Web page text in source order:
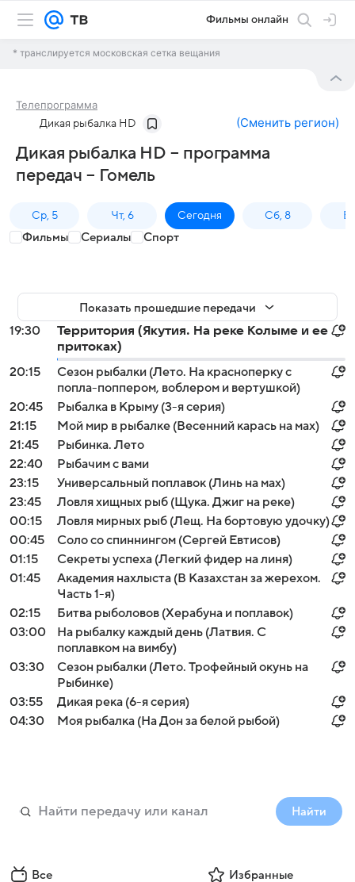
Фильмы онлайн
* транслируется московская сетка вещания
Телепрограмма
Дикая рыбалка HD (Сменить регион)
Дикая рыбалка HD – программа
передач – Гомель
Ср, 5 Чт, 6 Сегодня Сб, 8
Фильмы Сериалы Спорт
Показать прошедшие передачи
19:30
Территория (Якутия. На реке Колыме и ее
притоках)
20:15
Сезон рыбалки (Лето. На красноперку с
попла-поппером, воблером и вертушкой)
20:45
Рыбалка в Крыму (3-я серия)
21:15
Мой мир в рыбалке (Весенний карась на мах)
21:45
Рыбинка. Лето
22:40
Рыбачим с вами
23:15
Универсальный поплавок (Линь на мах)
23:45
Ловля хищных рыб (Щука. Джиг на реке)
00:15
Ловля мирных рыб (Лещ. На бортовую удочку)
00:45
Соло со спиннингом (Сергей Евтисов)
01:15
Секреты успеха (Легкий фидер на линя)
01:45
Академия нахлыста (В Казахстан за жерехом.
Часть 1-я)
02:15
Битва рыболовов (Херабуна и поплавок)
03:00
На рыбалку каждый день (Латвия. С
поплавком на вимбу)
03:30
Сезон рыбалки (Лето. Трофейный окунь на
Рыбинке)
03:55
Дикая река (6-я серия)
04:30
Моя рыбалка (На Дон за белой рыбой)
Найти
Все Избранные